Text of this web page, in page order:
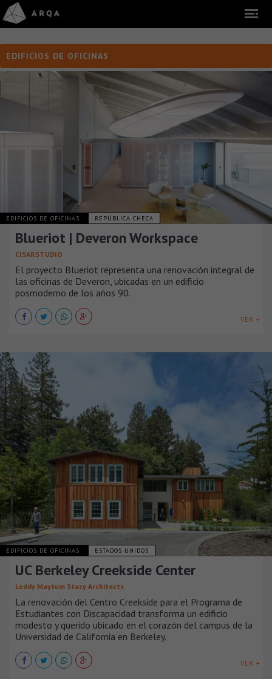
EDIFICIOS DE OFICINAS
EDIFICIOS DE OFICINAS REPÚBLICA CHECA
Blueriot | Deveron Workspace
CISARSTUDIO
El proyecto Blueriot representa una renovación integral de
las oficinas de Deveron, ubicadas en un edificio
posmoderno de los años 90.
VER +
EDIFICIOS DE OFICINAS ESTADOS UNIDOS
UC Berkeley Creekside Center
Leddy Maytum Stacy Architects
La renovación del Centro Creekside para el Programa de
Estudiantes con Discapacidad transforma un edificio
modesto y querido ubicado en el corazón del campus de la
Universidad de California en Berkeley.
VER +